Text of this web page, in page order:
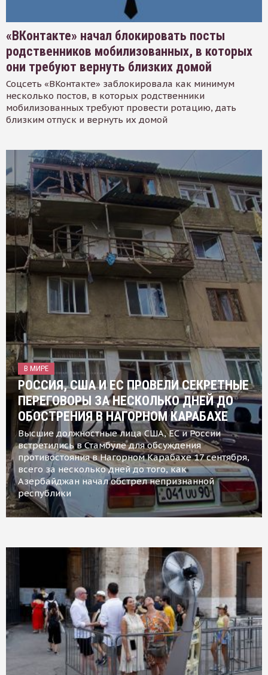
«ВКонтакте» начал блокировать посты
родственников мобилизованных, в которых
они требуют вернуть близких домой
Соцсеть «ВКонтакте» заблокировала как минимум
несколько постов, в которых родственники
мобилизованных требуют провести ротацию, дать
близким отпуск и вернуть их домой
В МИРЕ
РОССИЯ, США И ЕС ПРОВЕЛИ СЕКРЕТНЫЕ
ПЕРЕГОВОРЫ ЗА НЕСКОЛЬКО ДНЕЙ ДО
ОБОСТРЕНИЯ В НАГОРНОМ КАРАБАХЕ
Высшие должностные лица США, ЕС и России
встретились в Стамбуле для обсуждения
противостояния в Нагорном Карабахе 17 сентября,
всего за несколько дней до того, как
Азербайджан начал обстрел непризнанной
республики